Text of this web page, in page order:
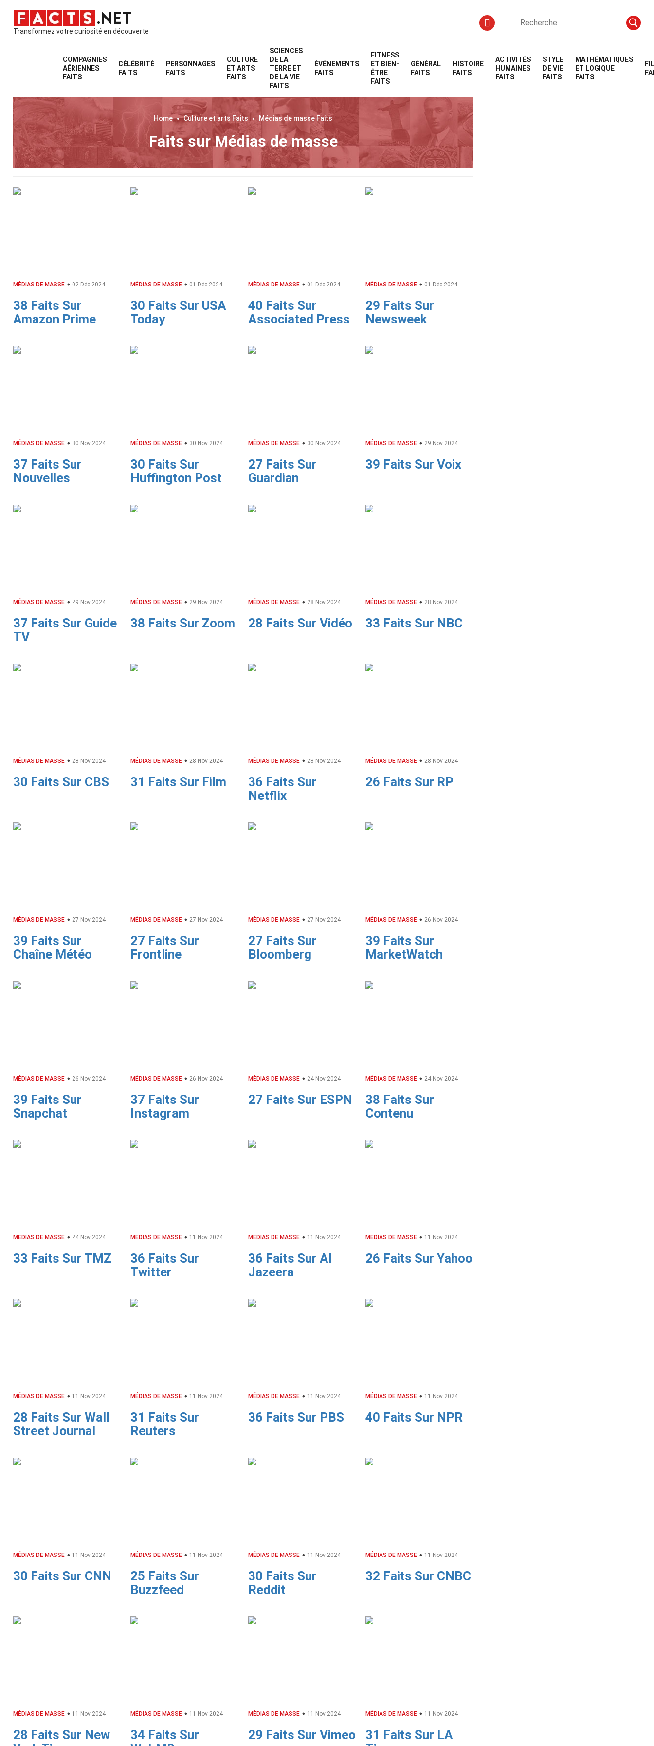
Transformez votre curiosité en découverte
COMPAGNIES
AÉRIENNES
FAITS
CÉLÉBRITÉ
FAITS
PERSONNAGES
FAITS
CULTURE
ET ARTS
FAITS
SCIENCES
DE LA
TERRE ET
DE LA VIE
FAITS
ÉVÉNEMENTS
FAITS
FITNESS
ET BIEN-
ÊTRE
FAITS
GÉNÉRAL
FAITS
HISTOIRE
FAITS
ACTIVITÉS
HUMAINES
FAITS
STYLE
DE VIE
FAITS
MATHÉMATIQUES
ET LOGIQUE
FAITS
Home Culture et arts Faits Médias de masse Faits
Faits sur Médias de masse
MÉDIAS DE MASSE 02 Déc 2024
38 Faits Sur
Amazon Prime
MÉDIAS DE MASSE 01 Déc 2024
30 Faits Sur USA
Today
MÉDIAS DE MASSE 01 Déc 2024
40 Faits Sur
Associated Press
MÉDIAS DE MASSE 01 Déc 2024
29 Faits Sur
Newsweek
MÉDIAS DE MASSE 30 Nov 2024
37 Faits Sur
Nouvelles
MÉDIAS DE MASSE 30 Nov 2024
30 Faits Sur
Huffington Post
MÉDIAS DE MASSE 30 Nov 2024
27 Faits Sur
Guardian
MÉDIAS DE MASSE 29 Nov 2024
39 Faits Sur Voix
MÉDIAS DE MASSE 29 Nov 2024
37 Faits Sur Guide
TV
MÉDIAS DE MASSE 29 Nov 2024
38 Faits Sur Zoom
MÉDIAS DE MASSE 28 Nov 2024
28 Faits Sur Vidéo
MÉDIAS DE MASSE 28 Nov 2024
33 Faits Sur NBC
MÉDIAS DE MASSE 28 Nov 2024
30 Faits Sur CBS
MÉDIAS DE MASSE 28 Nov 2024
31 Faits Sur Film
MÉDIAS DE MASSE 28 Nov 2024
36 Faits Sur
Netflix
MÉDIAS DE MASSE 28 Nov 2024
26 Faits Sur RP
MÉDIAS DE MASSE 27 Nov 2024
39 Faits Sur
Chaîne Météo
MÉDIAS DE MASSE 27 Nov 2024
27 Faits Sur
Frontline
MÉDIAS DE MASSE 27 Nov 2024
27 Faits Sur
Bloomberg
MÉDIAS DE MASSE 26 Nov 2024
39 Faits Sur
MarketWatch
MÉDIAS DE MASSE 26 Nov 2024
39 Faits Sur
Snapchat
MÉDIAS DE MASSE 26 Nov 2024
37 Faits Sur
Instagram
MÉDIAS DE MASSE 24 Nov 2024
27 Faits Sur ESPN
MÉDIAS DE MASSE 24 Nov 2024
38 Faits Sur
Contenu
MÉDIAS DE MASSE 24 Nov 2024
33 Faits Sur TMZ
MÉDIAS DE MASSE 11 Nov 2024
36 Faits Sur
Twitter
MÉDIAS DE MASSE 11 Nov 2024
36 Faits Sur Al
Jazeera
MÉDIAS DE MASSE 11 Nov 2024
26 Faits Sur Yahoo
MÉDIAS DE MASSE 11 Nov 2024
28 Faits Sur Wall
Street Journal
MÉDIAS DE MASSE 11 Nov 2024
31 Faits Sur
Reuters
MÉDIAS DE MASSE 11 Nov 2024
36 Faits Sur PBS
MÉDIAS DE MASSE 11 Nov 2024
40 Faits Sur NPR
MÉDIAS DE MASSE 11 Nov 2024
30 Faits Sur CNN
MÉDIAS DE MASSE 11 Nov 2024
25 Faits Sur
Buzzfeed
MÉDIAS DE MASSE 11 Nov 2024
30 Faits Sur
Reddit
MÉDIAS DE MASSE 11 Nov 2024
32 Faits Sur CNBC
MÉDIAS DE MASSE 11 Nov 2024
28 Faits Sur New
MÉDIAS DE MASSE 11 Nov 2024
34 Faits Sur
MÉDIAS DE MASSE 11 Nov 2024
29 Faits Sur Vimeo
MÉDIAS DE MASSE 11 Nov 2024
31 Faits Sur LA